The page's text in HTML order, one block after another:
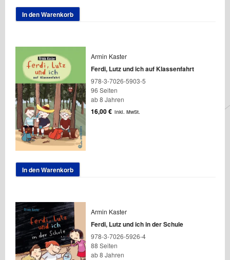
In den Warenkorb
Armin Kaster
Ferdi, Lutz und ich auf Klassenfahrt
978-3-7026-5903-5
96 Seiten
ab 8 Jahren
16,00€ inkl. MwSt.
In den Warenkorb
Armin Kaster
Ferdi, Lutz und ich in der Schule
978-3-7026-5926-4
88 Seiten
ab 8 Jahren